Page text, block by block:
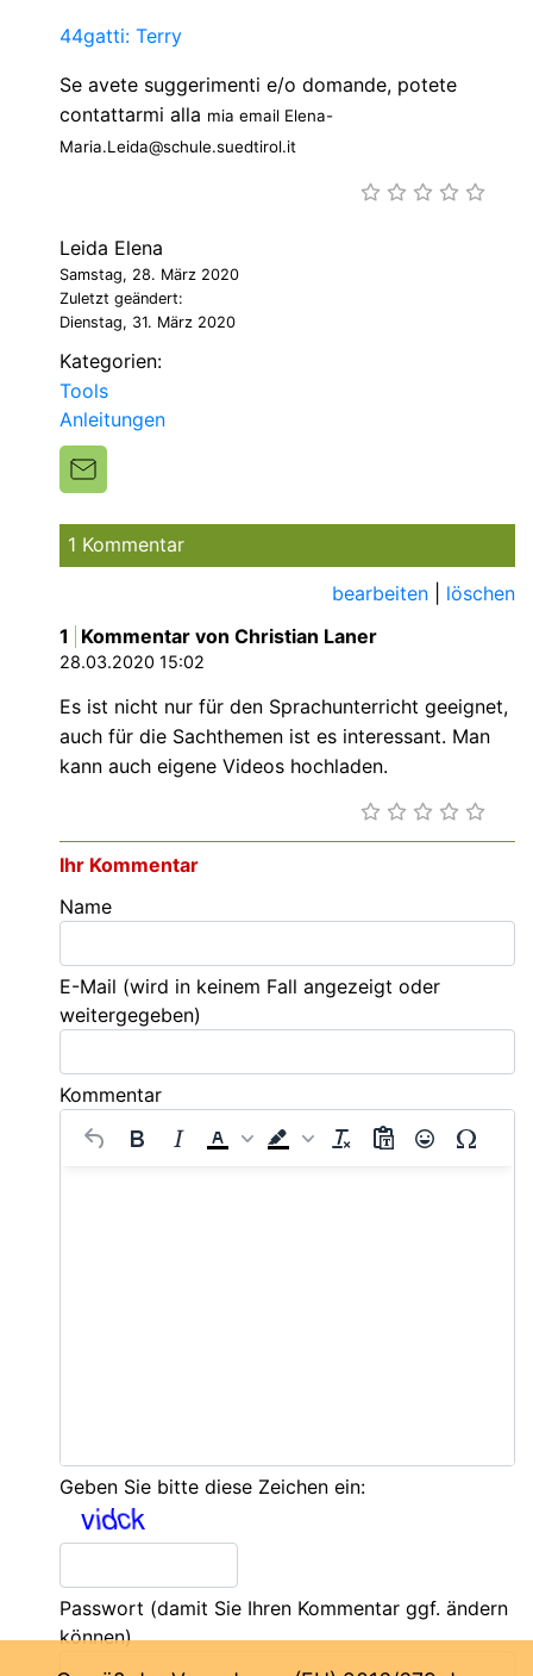
44gatti: Terry
Se avete suggerimenti e/o domande, potete
contattarmi alla mia email Elena-
Maria.Leida@schule.suedtirol.it
Leida Elena
Samstag, 28. März 2020
Zuletzt geändert:
Dienstag, 31. März 2020
Kategorien:
Tools
Anleitungen
1 Kommentar
bearbeiten
löschen
1
Kommentar von Christian Laner
28.03.2020 15:02
Es ist nicht nur für den Sprachunterricht geeignet,
auch für die Sachthemen ist es interessant. Man
kann auch eigene Videos hochladen.
Ihr Kommentar
Name
E-Mail (wird in keinem Fall angezeigt oder
weitergegeben)
Kommentar
Geben Sie bitte diese Zeichen ein:
Passwort (damit Sie Ihren Kommentar ggf. ändern
können)